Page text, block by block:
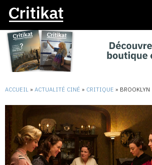
ACCUEIL » ACTUALITÉ CINÉ » CRITIQUE » BROOKLYN